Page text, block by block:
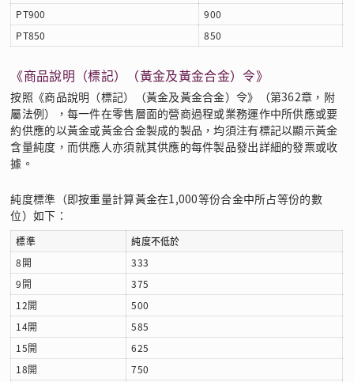
PT900
900
PT850
850
《商品說明（標記）（黃金及黃金合金）令》
按照《商品說明（標記）（黃金及黃金合金）令》（第362章，附
屬法例），每一件在零售層面的營商過程或業務運作中所供應或要
約供應的以黃金或黃金合金製成的製品，均須注有標記以顯示黃金
含量純度，而供應人亦須就其供應的每件製品發出詳細的發票或收
據。
純度標準（即按重量計算黃金在1,000等份合金中所占等份的數
位）如下：
標準
純度不低於
8開
333
9開
375
12開
500
14開
585
15開
625
18開
750